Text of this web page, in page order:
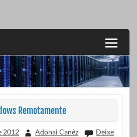
Remotamente
2012 Adonai Canêz
Deixe